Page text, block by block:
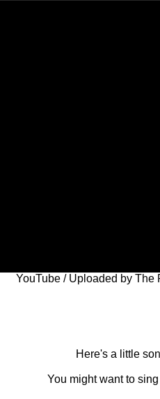
YouTube / Uploaded by The
Here's a little
You might want to